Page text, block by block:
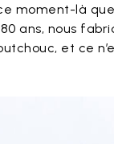
moment-là
ans, nous
et ce